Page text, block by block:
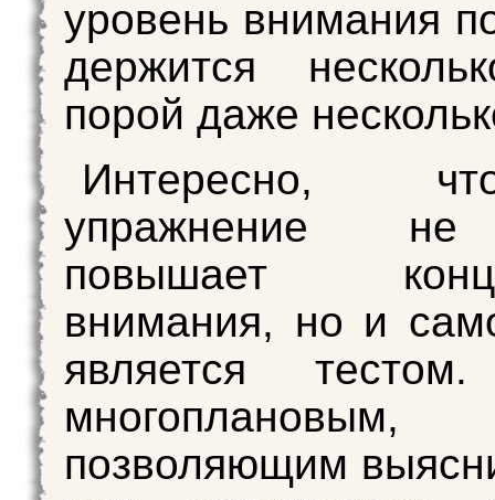
уровень внимания
держится
порой даже
Интересно,
упражнение не
повышает
внимания, но и
является
многоплановым,
позволяющим